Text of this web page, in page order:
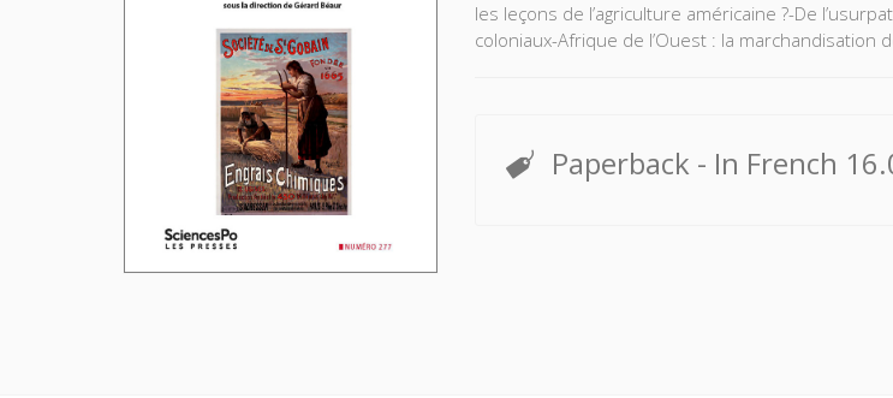
les leçons de l’agriculture américaine ?-De
coloniaux-Afrique de l’Ouest : la marchandisation
Paperback - In French